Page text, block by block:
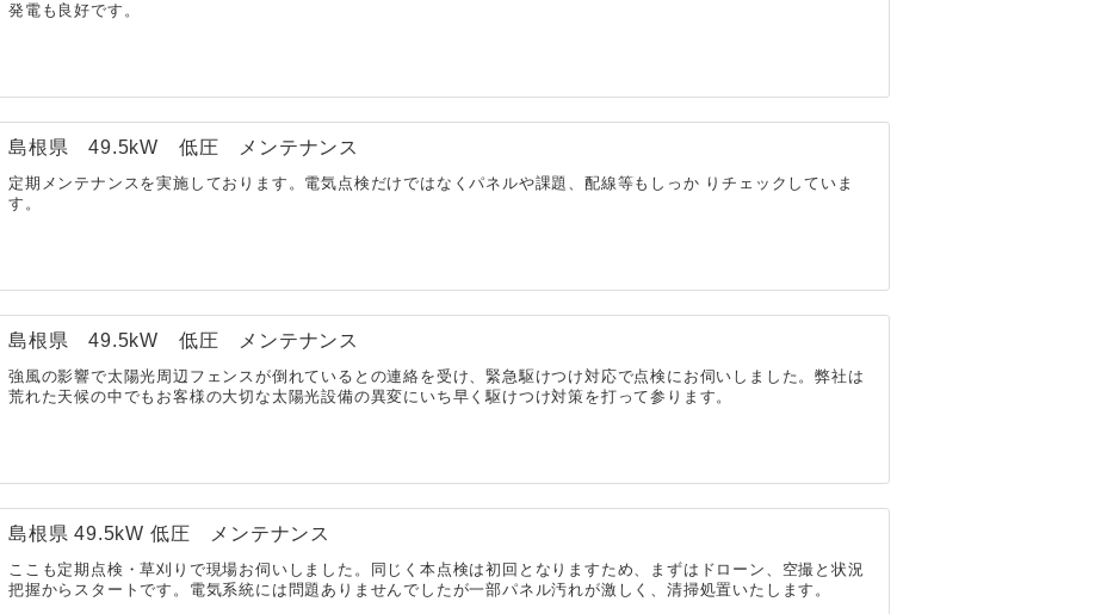
発電も良好です。
島根県 49.5kW 低圧 メンテナンス
定期メンテナンスを実施しております。電気点検だけではなくパネルや課題、配線等もしっか りチェックしていま
す。
島根県 49.5kW 低圧 メンテナンス
強風の影響で太陽光周辺フェンスが倒れているとの連絡を受け、緊急駆けつけ対応で点検にお伺いしました。弊社は
荒れた天候の中でもお客様の大切な太陽光設備の異変にいち早く駆けつけ対策を打って参ります。
島根県 49.5kW 低圧 メンテナンス
ここも定期点検・草刈りで現場お伺いしました。同じく本点検は初回となりますため、まずはドローン、空撮と状況
把握からスタートです。電気系統には問題ありませんでしたが一部パネル汚れが激しく、清掃処置いたします。